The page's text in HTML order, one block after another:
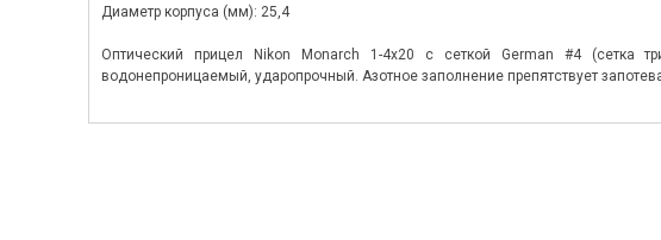
Диаметр корпуса (мм): 25,4
Оптический прицел Nikon Monarch 1-4x20 с сеткой German #4 (сетка
водонепроницаемый, ударопрочный. Азотное заполнение препятствует